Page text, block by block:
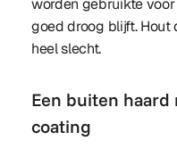
worden gebruikte
goed droog blijft.
heel slecht.
Een buiten
coating